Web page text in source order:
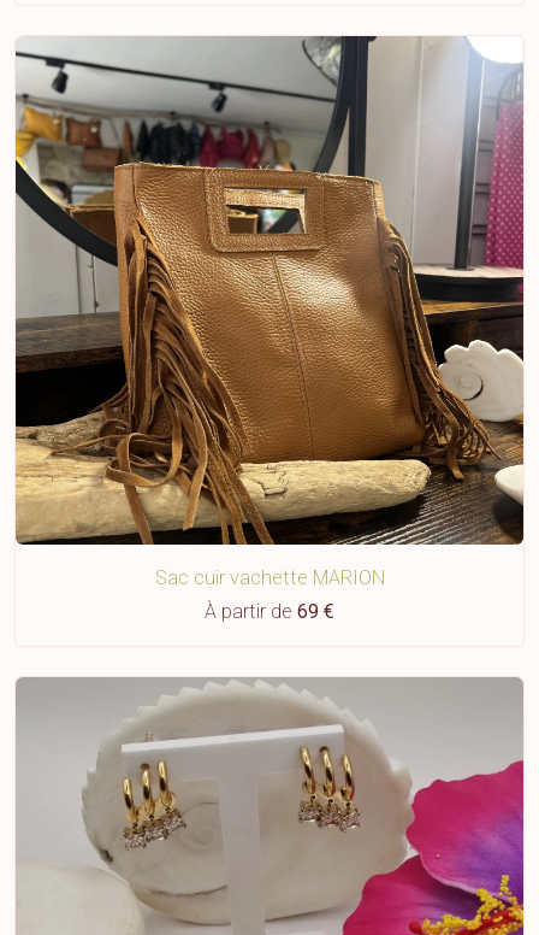
Sac cuir vachette MARION
À partir de 69 €